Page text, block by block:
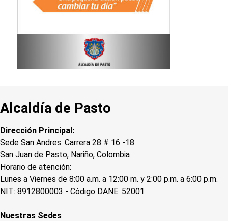
Alcaldía de Pasto
Dirección Principal:
Sede San Andres: Carrera 28 # 16 -18
San Juan de Pasto, Nariño, Colombia
Horario de atención:
Lunes a Viernes de 8:00 a.m. a 12:00 m. y 2:00 p.m. a 6:00 p.m.
NIT: 8912800003 - Código DANE: 52001
Nuestras Sedes